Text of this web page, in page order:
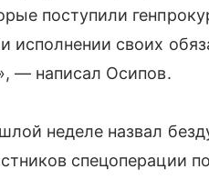
поступили
исполнении своих
— написал Осипов.
неделе назвал
спецоперации